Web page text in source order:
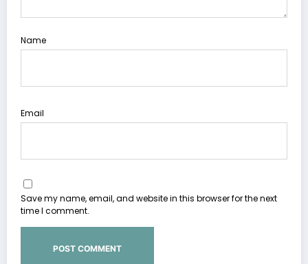
Name
Email
Save my name, email, and website in this browser for the next
time I comment.